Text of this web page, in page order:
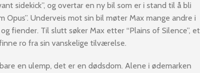
sidekick”, og overtar en ny bil som er i stand til å bli
Opus”. Underveis mot sin bil møter Max mange andre i
fiender. Til slutt søker Max etter “Plains of Silence”, et
ro fra sin vanskelige tilværelse.
en ulemp, det er en dødsdom. Alene i ødemarken